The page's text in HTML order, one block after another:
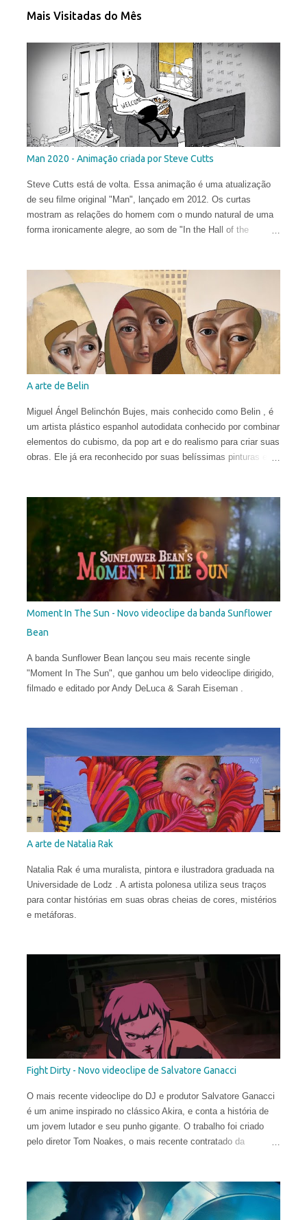
Mais Visitadas do Mês
Man 2020 - Animação criada por Steve Cutts
Steve Cutts está de volta. Essa animação é uma atualização
de seu filme original "Man", lançado em 2012. Os curtas
mostram as relações do homem com o mundo natural de uma
forma ironicamente alegre, ao som de "In the Hall of the
A arte de Belin
Miguel Ángel Belinchón Bujes, mais conhecido como Belin , é
um artista plástico espanhol autodidata conhecido por combinar
elementos do cubismo, da pop art e do realismo para criar suas
obras. Ele já era reconhecido por suas belíssimas pinturas e
partir de técnicas de spray, viraram referência no mundo
eclético da arte. Porém, em sua fase atual, quebrar as regras
da proporção é sua maior fonte de inspiração e isso o leva a
explorar uma arte mais subjetiva. Belin gosta de definir esse
experimento como "pós-neo-cubismo".
Moment In The Sun - Novo videoclipe da banda Sunflower
Bean
A banda Sunflower Bean lançou seu mais recente single
"Moment In The Sun", que ganhou um belo videoclipe dirigido,
filmado e editado por Andy DeLuca & Sarah Eiseman .
A arte de Natalia Rak
Natalia Rak é uma muralista, pintora e ilustradora graduada na
Universidade de Lodz . A artista polonesa utiliza seus traços
para contar histórias em suas obras cheias de cores, mistérios
e metáforas.
Fight Dirty - Novo videoclipe de Salvatore Ganacci
O mais recente videoclipe do DJ e produtor Salvatore Ganacci
é um anime inspirado no clássico Akira, e conta a história de
um jovem lutador e seu punho gigante. O trabalho foi criado
pelo diretor Tom Noakes, o mais recente contratado da
Trub Animation.